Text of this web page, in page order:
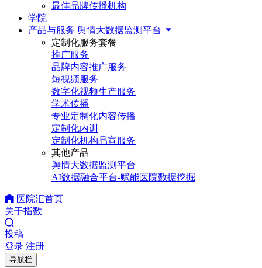
最佳品牌传播机构
学院
产品与服务 舆情大数据监测平台
定制化服务套餐
推广服务
品牌内容推广服务
短视频服务
数字化视频生产服务
学术传播
专业定制化内容传播
定制化内训
定制化机构品宣服务
其他产品
舆情大数据监测平台
AI数据融合平台-赋能医院数据挖掘
医院汇首页
关于指数
投稿
登录 注册
导航栏